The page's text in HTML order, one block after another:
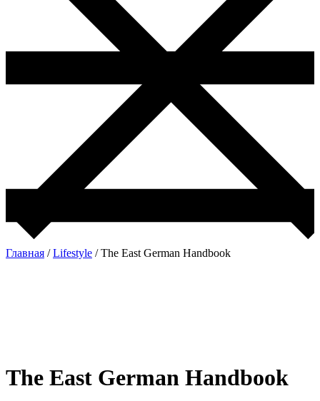
Главная /Lifestyle / The East German Handbook
The East German Handbook